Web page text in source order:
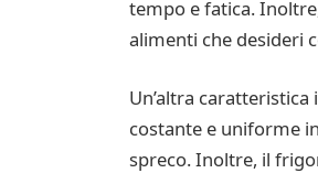
tempo e fatica.
alimenti che desideri
Un’altra
costante e uniforme
spreco. Inoltre, il